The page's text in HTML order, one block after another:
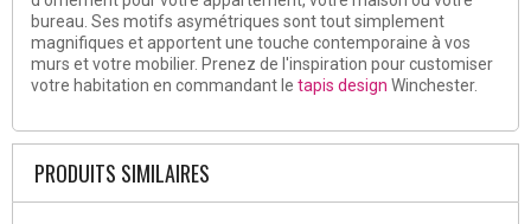
bureau. Ses motifs asymétriques sont tout simplement
magnifiques et apportent une touche contemporaine à vos
murs et votre mobilier. Prenez de l'inspiration pour customiser
votre habitation en commandant le tapis design Winchester.
PRODUITS SIMILAIRES